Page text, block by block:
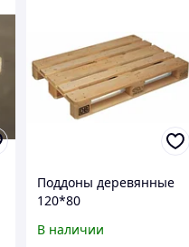
Поддоны деревянные
120*80
)В наличии